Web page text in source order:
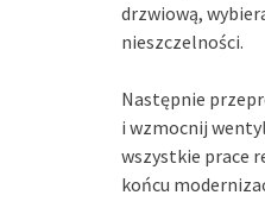
drzwiową,
nieszczelności.
Następnie
i wzmocnij
wszystkie prace
końcu